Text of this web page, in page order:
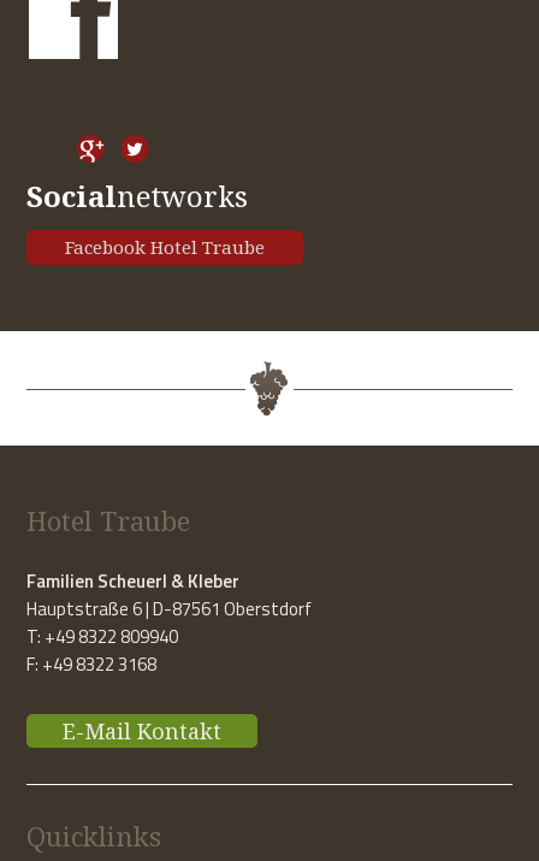
Socialnetworks
Facebook Hotel Traube
Hotel Traube
Familien Scheuerl & Kleber
Hauptstraße 6 | D-87561 Oberstdorf
T: +49 8322 809940
F: +49 8322 3168
E-Mail Kontakt
Quicklinks